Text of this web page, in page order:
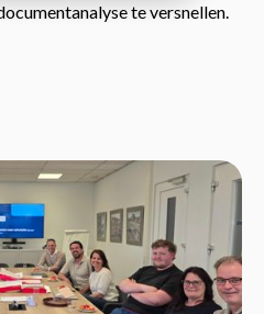
te versnellen.